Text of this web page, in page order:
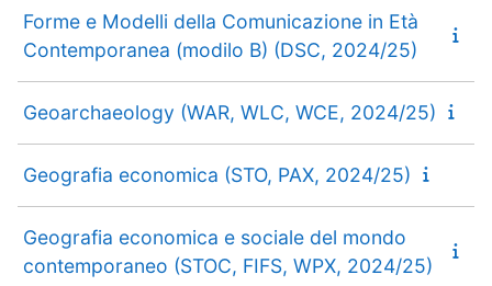
Forme e Modelli della Comunicazione in Età
Contemporanea (modilo B) (DSC, 2024/25)
Geoarchaeology (WAR, WLC, WCE, 2024/25)
Geografia economica (STO, PAX, 2024/25)
Geografia economica e sociale del mondo
contemporaneo (STOC, FIFS, WPX, 2024/25)